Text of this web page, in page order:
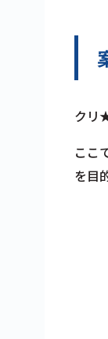
クリ
ここ
を目